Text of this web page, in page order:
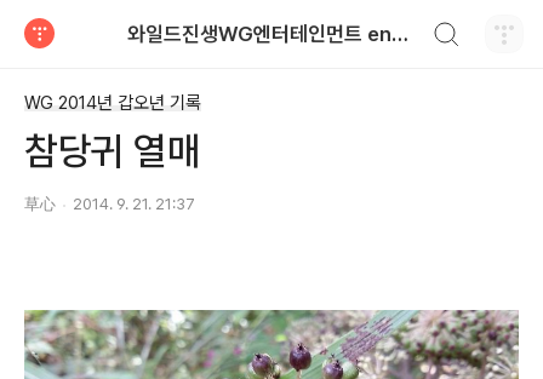
와일드진생WG엔터테인먼트 entertainment
WG 2014년 갑오년 기록
참당귀 열매
草心 2014. 9. 21. 21:37